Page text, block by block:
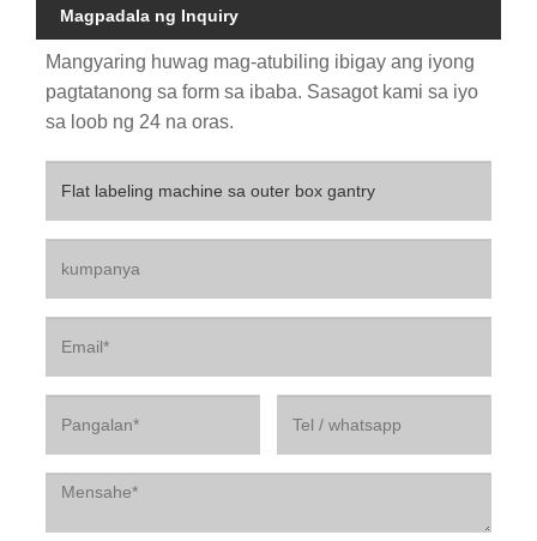
Magpadala ng Inquiry
Mangyaring huwag mag-atubiling ibigay ang iyong
pagtatanong sa form sa ibaba. Sasagot kami sa iyo
sa loob ng 24 na oras.